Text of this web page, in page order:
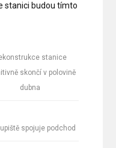
stanici budou tímto
stanice
skončí v polovině
dubna
spojuje podchod